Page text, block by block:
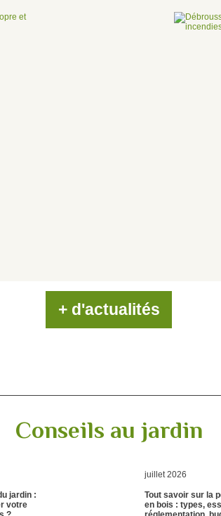
+ d'actualités
Conseils au jardin
jardin :
votre
juillet 2026
Tout savoir sur la
en bois : types,